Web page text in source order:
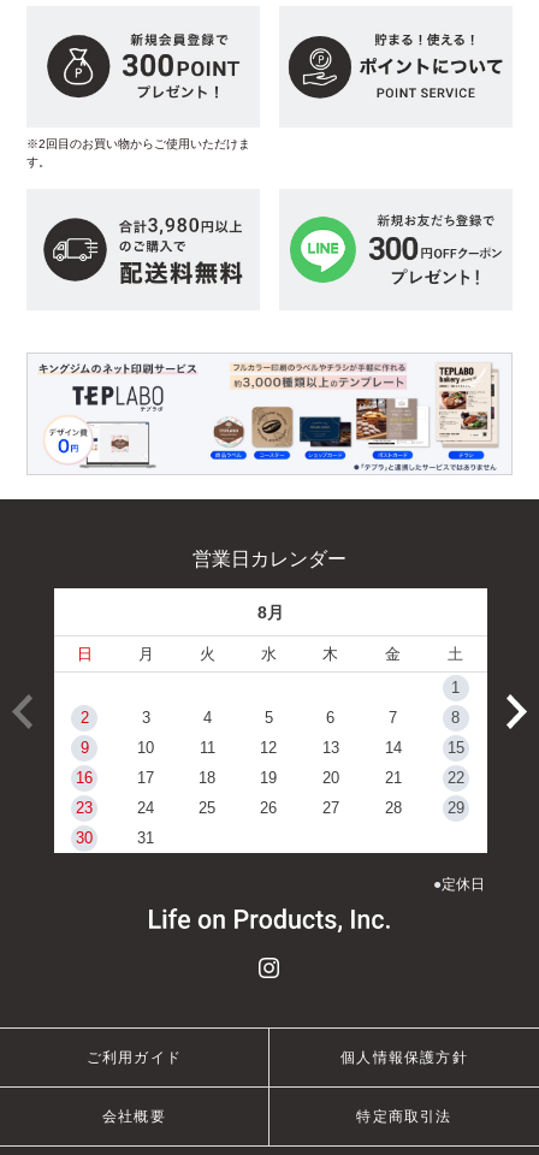
※2回目のお買い物からご使用いただけま
す。
営業日カレンダー
8月
日 月 火 水 木 金
土
1
2
3 4 5 6 7
8
9
10 11 12 13 14
15
16
17 18 19 20 21
22
23
24 25 26 27 28
29
30
31
●定休日
ご利用ガイド 個人情報保護方針
会社概要 特定商取引法